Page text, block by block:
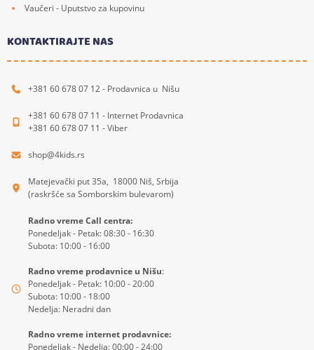
Vaučeri - Uputstvo za kupovinu
KONTAKTIRAJTE NAS
+381 60 678 07 12 - Prodavnica u Nišu
+381 60 678 07 11 - Internet Prodavnica
+381 60 678 07 11 - Viber
shop@4kids.rs
Matejevački put 35a, 18000 Niš, Srbija
(raskršće sa Somborskim bulevarom)
Radno vreme Call centra:
Ponedeljak - Petak: 08:30 - 16:30
Subota: 10:00 - 16:00
Radno vreme prodavnice u Nišu:
Ponedeljak - Petak: 10:00 - 20:00
Subota: 10:00 - 18:00
Nedelja: Neradni dan
Radno vreme internet prodavnice:
Ponedeljak - Nedelja: 00:00 - 24:00